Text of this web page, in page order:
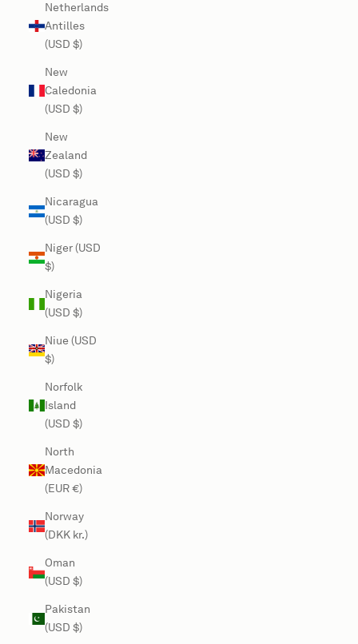
Netherlands
Antilles
(USD $)
New
Caledonia
(USD $)
New
Zealand
(USD $)
Nicaragua
(USD $)
Niger (USD
$)
Nigeria
(USD $)
Niue (USD
$)
Norfolk
Island
(USD $)
North
Macedonia
(EUR €)
Norway
(DKK kr.)
Oman
(USD $)
Pakistan
(USD $)